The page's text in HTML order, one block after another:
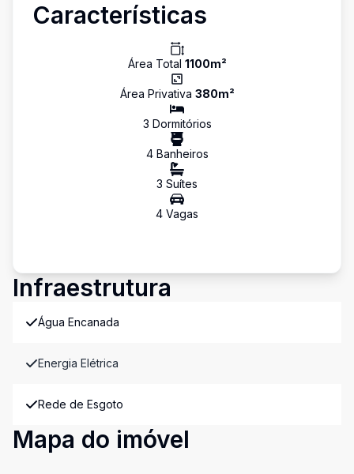
Características
Área Total 1100m²
Área Privativa 380m²
3 Dormitórios
4Banheiros
3 Suítes
4 Vagas
Infraestrutura
Água Encanada
Energia Elétrica
Rede de Esgoto
Mapa do imóvel